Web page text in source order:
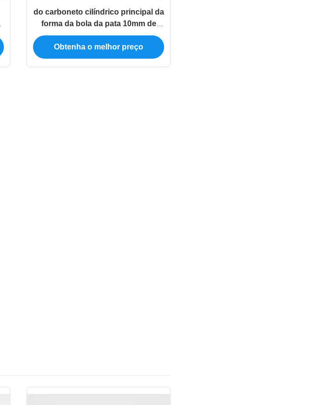
do carboneto cilíndrico principal da
forma da bola da pata 10mm de
6mm rebarba giratória
Obtenha o melhor preço